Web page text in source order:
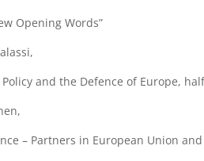
Opening Words”
Policy and the Defence of Europe,
– Partners in European Union and